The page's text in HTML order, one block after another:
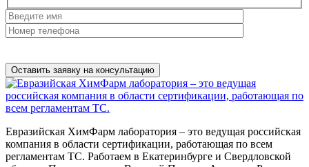
Евразийская ХимФарм лаборатория – это ведущая российская
компания в области сертификации, работающая по всем
регламентам ТС. Работаем в Екатеринбурге и Свердловской